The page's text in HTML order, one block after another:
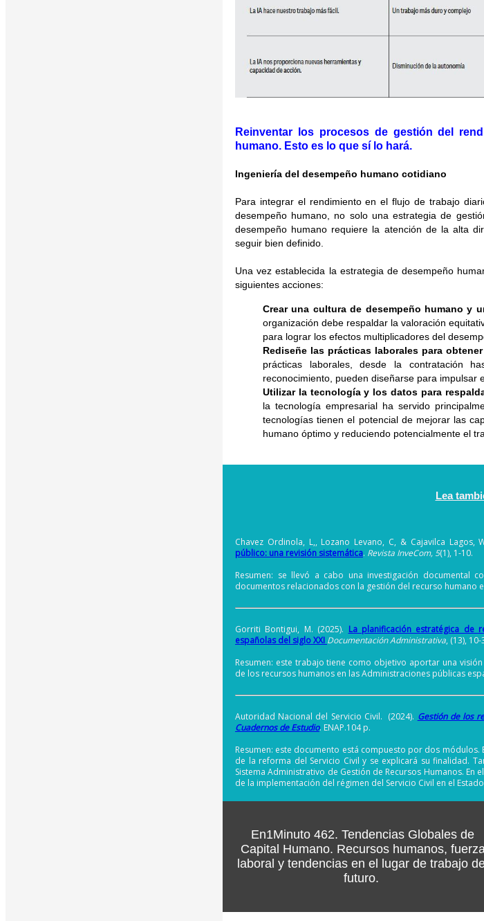
Reinventar los procesos de gestión del
humano. Esto es lo que sí lo hará.
Ingeniería del desempeño humano cotidiano
Para integrar el rendimiento en el flujo de trabajo
desempeño humano, no solo una estrategia de
desempeño humano requiere la atención de la alta
seguir bien definido.
Una vez establecida la estrategia de desempeño
siguientes acciones:
Crear una cultura de desempeño humano y
organización debe respaldar la valoración
para lograr los efectos multiplicadores del
Rediseñe las prácticas laborales para
prácticas laborales, desde la contratación
reconocimiento, pueden diseñarse para impulsar
Utilizar la tecnología y los datos para
la tecnología empresarial ha servido
tecnologías tienen el potencial de mejorar las
humano óptimo y reduciendo potencialmente el
Lea
Chavez Ordinola, L,, Lozano Levano, C, & Cajavilca Lagos,
público: una revisión sistemática. Revista InveCom, 5(1), 1-10.
Resumen: se llevó a cabo una investigación documental
documentos relacionados con la gestión del recurso humano
Gorriti Bontigui, M. (2025). La planificación estratégica de
españolas del siglo XXI Documentación Administrativa, (13), 10-
Resumen: este trabajo tiene como objetivo aportar una
de los recursos humanos en las Administraciones públicas
Autoridad Nacional del Servicio Civil. (2024). Gestión de los
Cuadernos de Estudio. ENAP.104 p.
Resumen: este documento está compuesto por dos
de la reforma del Servicio Civil y se explicará su finalidad.
Sistema Administrativo de Gestión de Recursos Humanos.
de la implementación del régimen del Servicio Civil en el
En1Minuto 462. Tendencias Globales de
Capital Humano. Recursos humanos,
laboral y tendencias en el lugar de trabajo
futuro.